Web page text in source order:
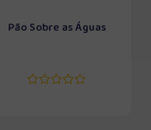
Pão Sobre as Águas